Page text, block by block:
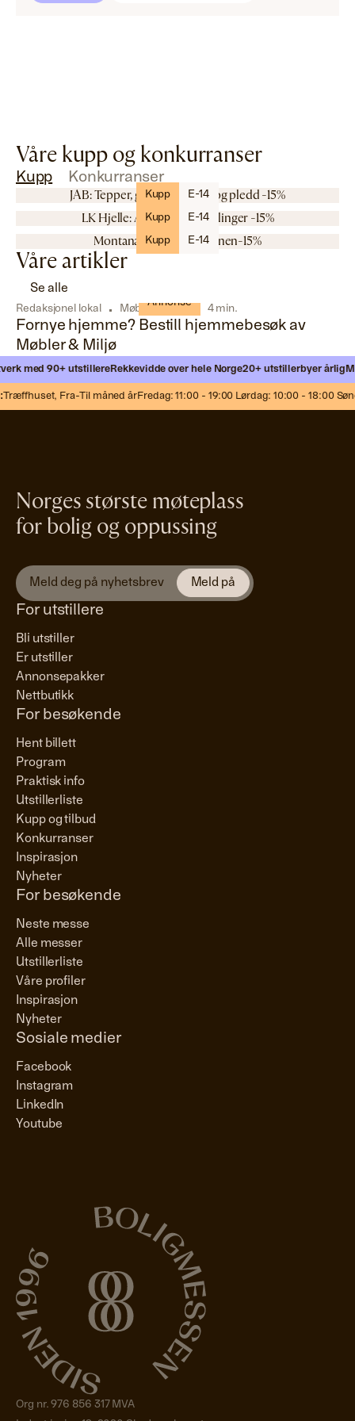
Våre kupp og konkurranser
Kupp Konkurranser
Kupp E-14
JAB: Tepper, gardiner, puter og pledd -15%
Møbler & Miljø
Kupp E-14
LK Hjelle: Alle møbelbestillinger -15%
Møbler & Miljø
Kupp E-14
Montana: Hele kolleksjonen-15%
Møbler & Miljø
Våre artikler
Se alle
Annonse
Redaksjonel lokal Møbler & Miljø 4 min.
Fornye hjemme? Bestill hjemmebesøk av
Møbler & Miljø
med 90+ utstillereRekkevidde over hele Norge20+ utstillerbyer årlig
Fra-Til måned årFredag: 11:00 - 19:00 Lørdag: 10:00 - 18:00
Norges største møteplass
for bolig og oppussing
For utstillere
Bli utstiller
Er utstiller
Annonsepakker
Nettbutikk
For besøkende
Hent billett
Program
Praktisk info
Utstillerliste
Kupp og tilbud
Konkurranser
Inspirasjon
Nyheter
For besøkende
Neste messe
Alle messer
Utstillerliste
Våre profiler
Inspirasjon
Nyheter
Sosiale medier
Facebook
Instagram
LinkedIn
Youtube
Org nr. 976 856 317 MVA